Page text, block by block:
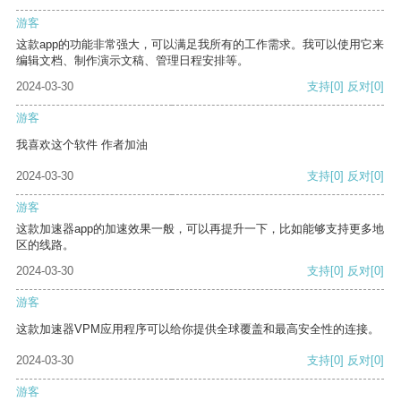
游客
这款app的功能非常强大，可以满足我所有的工作需求。我可以使用它来
编辑文档、制作演示文稿、管理日程安排等。
2024-03-30
支持[0] 反对[0]
游客
我喜欢这个软件 作者加油
2024-03-30 支持[0] 反对[0]
游客
这款加速器app的加速效果一般，可以再提升一下，比如能够支持更多地
区的线路。
2024-03-30
支持[0] 反对[0]
游客
这款加速器VPM应用程序可以给你提供全球覆盖和最高安全性的连接。
2024-03-30 支持[0] 反对[0]
游客